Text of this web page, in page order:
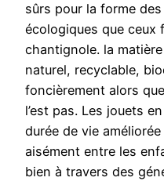
sûrs pour la forme
écologiques que ceux
chantignole. la
naturel, recyclable,
foncièrement alors
l’est pas. Les jouets
durée de vie
aisément entre les
bien à travers des